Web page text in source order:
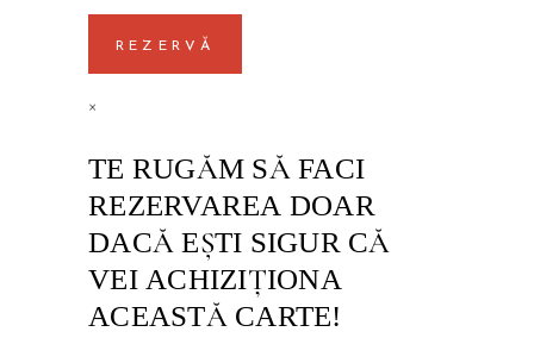
REZERVĂ
×
TE RUGĂM SĂ FACI
REZERVAREA DOAR
DACĂ EŞTI SIGUR CĂ
VEI ACHIZIŢIONA
ACEASTĂ CARTE!